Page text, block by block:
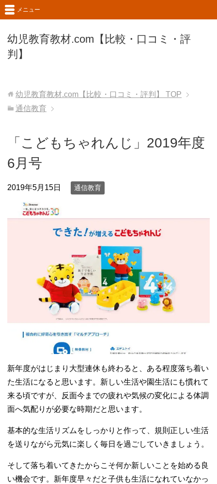
幼児教育教材.com【比較・口コミ・評
判】
メニュー
幼児教育教材.com【比較・口コミ・評判】
TOP
通信教育
「こどもちゃれんじ」2019年度
6月号
2019年5月15日 通信教育
新年度がはじまり大型連休も終わると、ある程度落ち着い
た生活になると思います。新しい生活や園生活にも慣れて
来る頃ですが、反面今までの疲れや気候の変化による体調
面へ気配りが必要な時期だと思います。
基本的な生活リズムをしっかりと作って、規則正しい生活
を送りながら元気に楽しく毎日を過ごしていきましょう。
そして落ち着いてきたからこそ何か新しいことを始める良
い機会です。新年度早々だと子供も生活になれていなかっ